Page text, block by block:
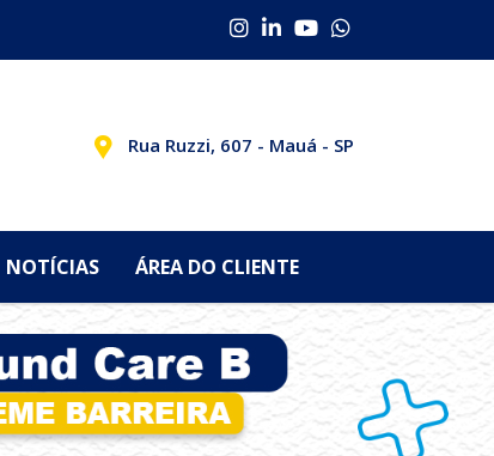
Rua Ruzzi, 607 - Mauá - SP
NOTÍCIAS ÁREA DO CLIENTE